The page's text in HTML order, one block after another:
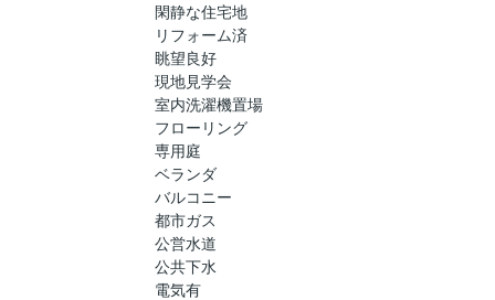
閑静な住宅地
リフォーム済
眺望良好
現地見学会
室内洗濯機置場
フローリング
専用庭
ベランダ
バルコニー
都市ガス
公営水道
公共下水
電気有